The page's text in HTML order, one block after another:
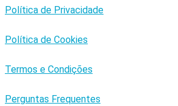
Política de Privacidade
Política de Cookies
Termos e Condições
Perguntas Frequentes